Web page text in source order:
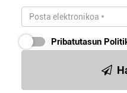
Pribatutasun